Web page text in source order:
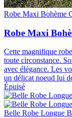
Robe Maxi Bohème
Robe Maxi
Cette magnifique
toute circonstance.
avec élégance. Les
un délicat noeud lui
Épuisé
Belle Robe Longue